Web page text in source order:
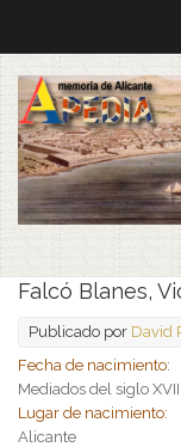
Falcó Blanes,
Publicado por David
Fecha de nacimiento:
Mediados del siglo XVII
Lugar de nacimiento:
Alicante